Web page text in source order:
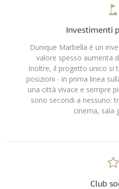
Investimenti
Dunique Marbella è un
valore spesso aumenta
Inoltre, il progetto unico si
posizioni - in prima linea
una città vivace e sempre
sono secondi a nessuno:
cinema, sala
Club